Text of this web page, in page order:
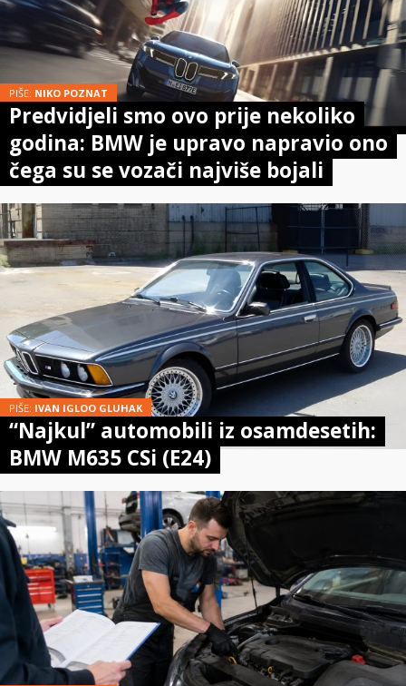
PIŠE: NIKO POZNAT
Predvidjeli smo ovo prije nekoliko
godina: BMW je upravo napravio ono
čega su se vozači najviše bojali
PIŠE: IVAN IGLOO GLUHAK
“Najkul” automobili iz osamdesetih:
BMW M635 CSi (E24)